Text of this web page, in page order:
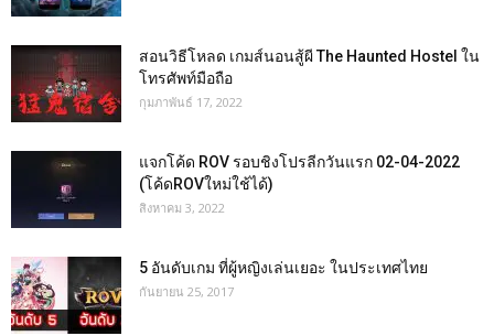
สอนวิธีโหลด เกมส์นอนสู้ผี The Haunted Hostel ใน
โทรศัพท์มือถือ
กุมภาพันธ์ 17, 2022
แจกโค้ด ROV รอบชิงโปรลีกวันแรก 02-04-2022
(โค้ดROVใหม่ใช้ได้)
สิงหาคม 3, 2022
5 อันดับเกม ที่ผู้หญิงเล่นเยอะ ในประเทศไทย
กันยายน 25, 2017